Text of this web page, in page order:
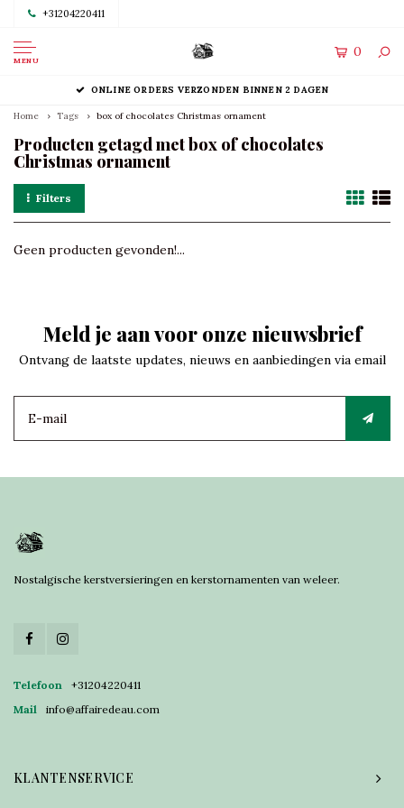
+31204220411
MENU
0
ONLINE ORDERS VERZONDEN BINNEN 2 DAGEN
Home Tags box of chocolates Christmas ornament
Producten getagd met box of chocolates
Christmas ornament
Filters
Geen producten gevonden!...
Meld je aan voor onze nieuwsbrief
Ontvang de laatste updates, nieuws en aanbiedingen via email
Nostalgische kerstversieringen en kerstornamenten van weleer.
Telefoon
+31204220411
Mail
info@affairedeau.com
KLANTENSERVICE